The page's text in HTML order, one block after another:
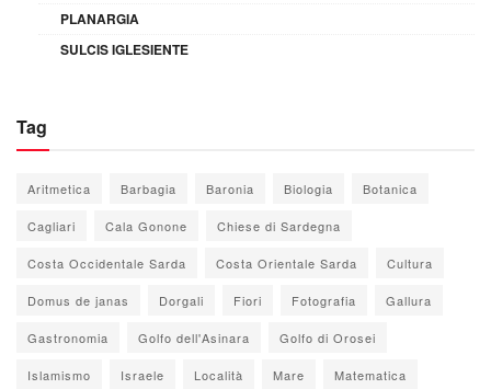
PLANARGIA
SULCIS IGLESIENTE
Tag
Aritmetica Barbagia Baronia Biologia Botanica
Cagliari Cala Gonone Chiese di Sardegna
Costa Occidentale Sarda Costa Orientale Sarda Cultura
Domus de janas Dorgali Fiori Fotografia Gallura
Gastronomia Golfo dell'Asinara Golfo di Orosei
Islamismo Israele Località Mare Matematica